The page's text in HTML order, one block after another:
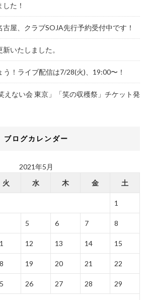
た！
古屋、クラブSOJA先行予約受付中です！
いたしました。
！ライブ配信は7/28(火)、19:00〜！
えない会 東京」「笑の収穫祭」チケット発
ブログカレンダー
2021年5月
火 水 木 金 土
1
5 6 7 8
12 13 14 15
19 20 21 22
26 27 28 29